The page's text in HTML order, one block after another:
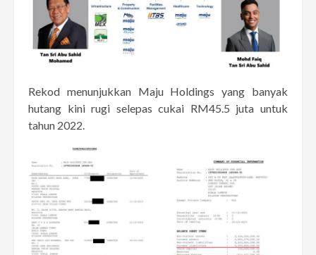
Rekod menunjukkan Maju Holdings yang banyak
hutang kini rugi selepas cukai RM45.5 juta untuk
tahun 2022.